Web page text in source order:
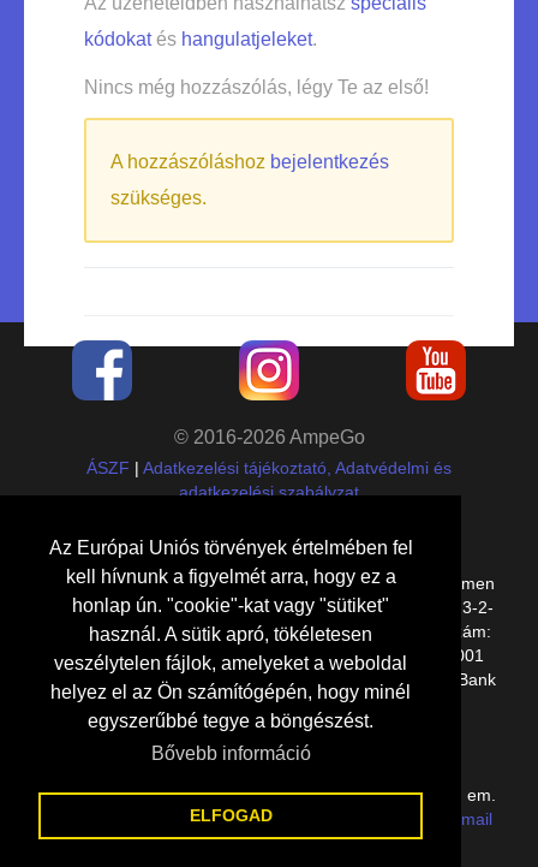
Az Európai Uniós törvények értelmében fel
kell hívnunk a figyelmét arra, hogy ez a
honlap ún. "cookie"-kat vagy "sütiket"
használ. A sütik apró, tökéletesen
veszélytelen fájlok, amelyeket a weboldal
helyez el az Ön számítógépén, hogy minél
egyszerűbbé tegye a böngészést.
Bővebb információ
ELFOGAD
kódokatés hangulatjeleket.
Nincs még hozzászólás, légy Te az első!
A hozzászóláshoz bejelentkezés
szükséges.
© 2016-2026 AmpeGo
ÁSZF | Adatkezelési tájékoztató, Adatvédelmi és
adatkezelési szabályzat
Cégadatok
Etalon Group Kft., 8000 Székesfehérvár
Kelemen
Béla utca 14/A E lph. 1. em. 11.
, adószám:
27109023-2-
cégjegyzékszám: 07-09-030494, bankszámlaszám:
10918001-00000130-24130002, IBAN: HU19 1091 8001
0000 0130 2413 0002, SWIFT: BACXHUHB (UniCredit Bank
Hungary Zrt.)
Elérhetőségeink
8000 Székesfehérvár, Kelemen Béla utca 14/A E lph. 1. em.
11. (Gaja Liget lakópark) | +36(70)70-888-77
e-mail
küldése